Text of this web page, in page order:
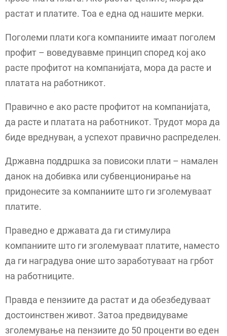
растат и платите. Тоа е една од нашите мерки.
Поголеми плати кога компаниите имаат поголем
профит – воведувавме принцип според кој ако
расте профитот на компанијата, мора да расте и
платата на работникот.
Правично е ако расте профитот на компанијата,
да расте и платата на работникот. Трудот мора да
биде вреднуван, а успехот правично распределен.
Државна поддршка за повисоки плати – намален
данок на добивка или субвенционирање на
придонесите за компаниите што ги зголемуваат
платите.
Праведно е државата да ги стимулира
компаниите што ги зголемуваат платите, наместо
да ги наградува оние што заработуваат на грбот
на работниците.
Правда е пензиите да растат и да обезбедуваат
достоинствен живот. Затоа предвидуваме
зголемување на пензиите до 50 проценти во еден